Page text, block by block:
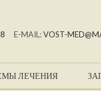
E-MAIL:VOST-
ЛЕЧЕНИЯ